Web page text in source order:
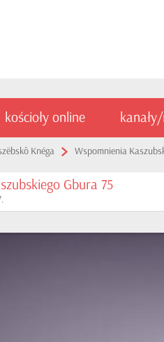
kościoły online
Knéga Wspomnienia
Gbura 75